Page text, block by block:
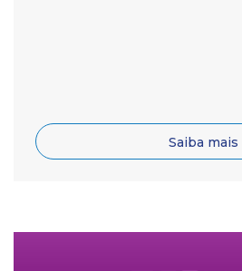
Saiba mais